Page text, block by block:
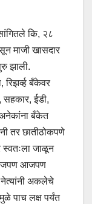
कि, २८
माजी खासदार
झाली.
रिझर्व्ह बँकेवर
सहकार, ईडी,
अनेकांना बँकेत
तर छातीठोकपणे
स्वतःला जाळून
राजपण आजपण
अकलेचे
पाच लक्ष पर्यंत